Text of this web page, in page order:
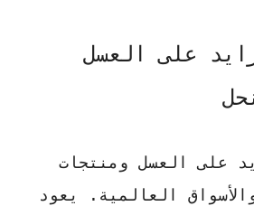
على العسل
على العسل ومنتجات
العالمية. يعود